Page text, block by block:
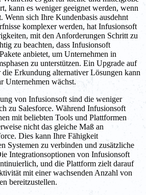
kann es weniger geeignet werden, wenn
Wenn sich Ihre Kundenbasis ausdehnt
komplexer werden, hat Infusionsoft
mit den Anforderungen Schritt zu
zu beachten, dass Infusionsoft
anbietet, um Unternehmen in
zu unterstützen. Ein Upgrade auf
Erkundung alternativer Lösungen kann
Unternehmen wächst.
von Infusionsoft sind die weniger
zu Salesforce. Während Infusionsoft
mit beliebten Tools und Plattformen
nicht das gleiche Maß an
Dies kann Ihre Fähigkeit
Systemen zu verbinden und zusätzliche
Integrationsoptionen von Infusionsoft
und die Plattform zielt darauf
mit einer wachsenden Anzahl von
bereitzustellen.